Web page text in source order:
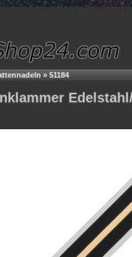
» 51184